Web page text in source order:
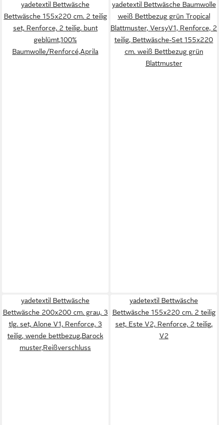
yadetextil Bettwäsche
Bettwäsche 155x220 cm. 2 teilig
set, Renforce, 2 teilig, bunt
geblümt,100%
Baumwolle/Renforcé,Aprila
yadetextil Bettwäsche Baumwolle
weiß Bettbezug grün Tropical
Blattmuster, VersyV1, Renforce, 2
teilig, Bettwäsche-Set 155x220
cm. weiß Bettbezug grün
Blattmuster
yadetextil Bettwäsche
Bettwäsche 200x200 cm. grau, 3
tlg. set, Alone V1, Renforce, 3
teilig, wende bettbezug,Barock
muster,Reißverschluss
yadetextil Bettwäsche
Bettwäsche 155x220 cm. 2 teilig
set, Este V2, Renforce, 2 teilig,
V2